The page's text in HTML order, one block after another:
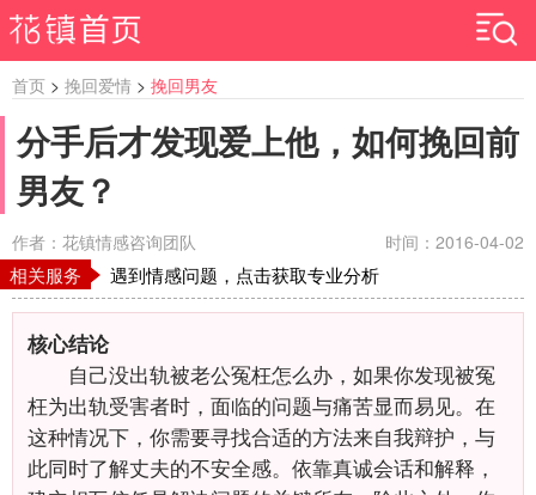
首页 > 挽回爱情 > 挽回男友
分手后才发现爱上他，如何挽回前
男友？
作者：花镇情感咨询团队 时间：2016-04-02
相关服务 遇到情感问题，点击获取专业分析
核心结论
自己没出轨被老公冤枉怎么办，如果你发现被冤
枉为出轨受害者时，面临的问题与痛苦显而易见。在
这种情况下，你需要寻找合适的方法来自我辩护，与
此同时了解丈夫的不安全感。依靠真诚会话和解释，